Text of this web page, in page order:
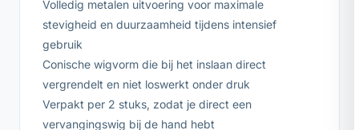
Volledig metalen uitvoering voor maximale
stevigheid en duurzaamheid tijdens intensief
gebruik
Conische wigvorm die bij het inslaan direct
vergrendelt en niet loswerkt onder druk
Verpakt per 2 stuks, zodat je direct een
vervangingswig bij de hand hebt